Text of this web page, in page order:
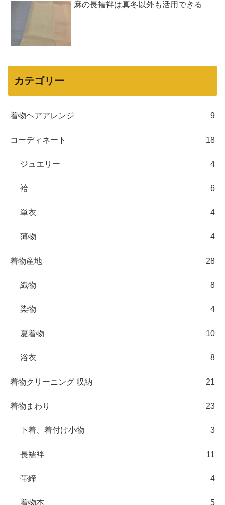
麻の長襦袢は真冬以外も活用できる
カテゴリー
着物ヘアアレンジ 9
コーディネート 18
ジュエリー 4
袷 6
単衣 4
薄物 4
着物産地 28
織物 8
染物 4
夏着物 10
浴衣 8
着物クリーニング 収納 21
着物まわり 23
下着、着付け小物 3
長襦袢 11
帯締 4
着物本 5